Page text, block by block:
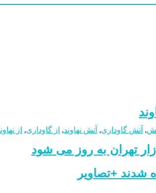
, آتش گاوداری, آتش نهاوند, از گاوداری, از
تهران به روز می شود
شدند +تصاویر